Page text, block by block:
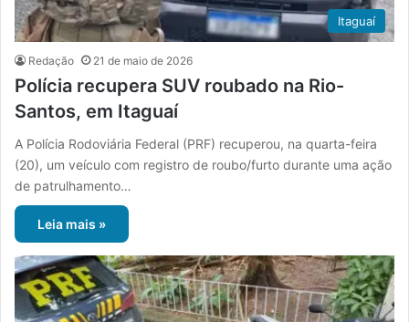
Itaguaí
Redação 21 de maio de 2026
Polícia recupera SUV roubado na Rio-
Santos, em Itaguaí
A Polícia Rodoviária Federal (PRF) recuperou, na quarta-feira
(20), um veículo com registro de roubo/furto durante uma ação
de patrulhamento…
Leia mais »